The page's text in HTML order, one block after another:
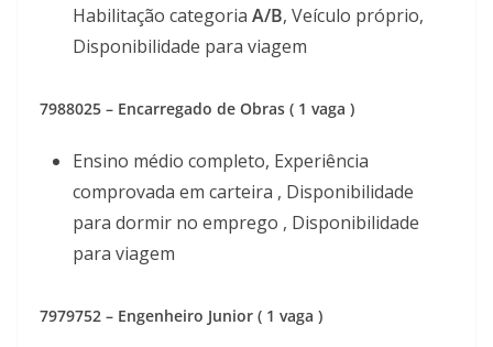
Habilitação categoria A/B, Veículo próprio,
Disponibilidade para viagem
7988025 – Encarregado de Obras ( 1 vaga )
Ensino médio completo, Experiência
comprovada em carteira , Disponibilidade
para dormir no emprego , Disponibilidade
para viagem
7979752 – Engenheiro Junior ( 1 vaga )